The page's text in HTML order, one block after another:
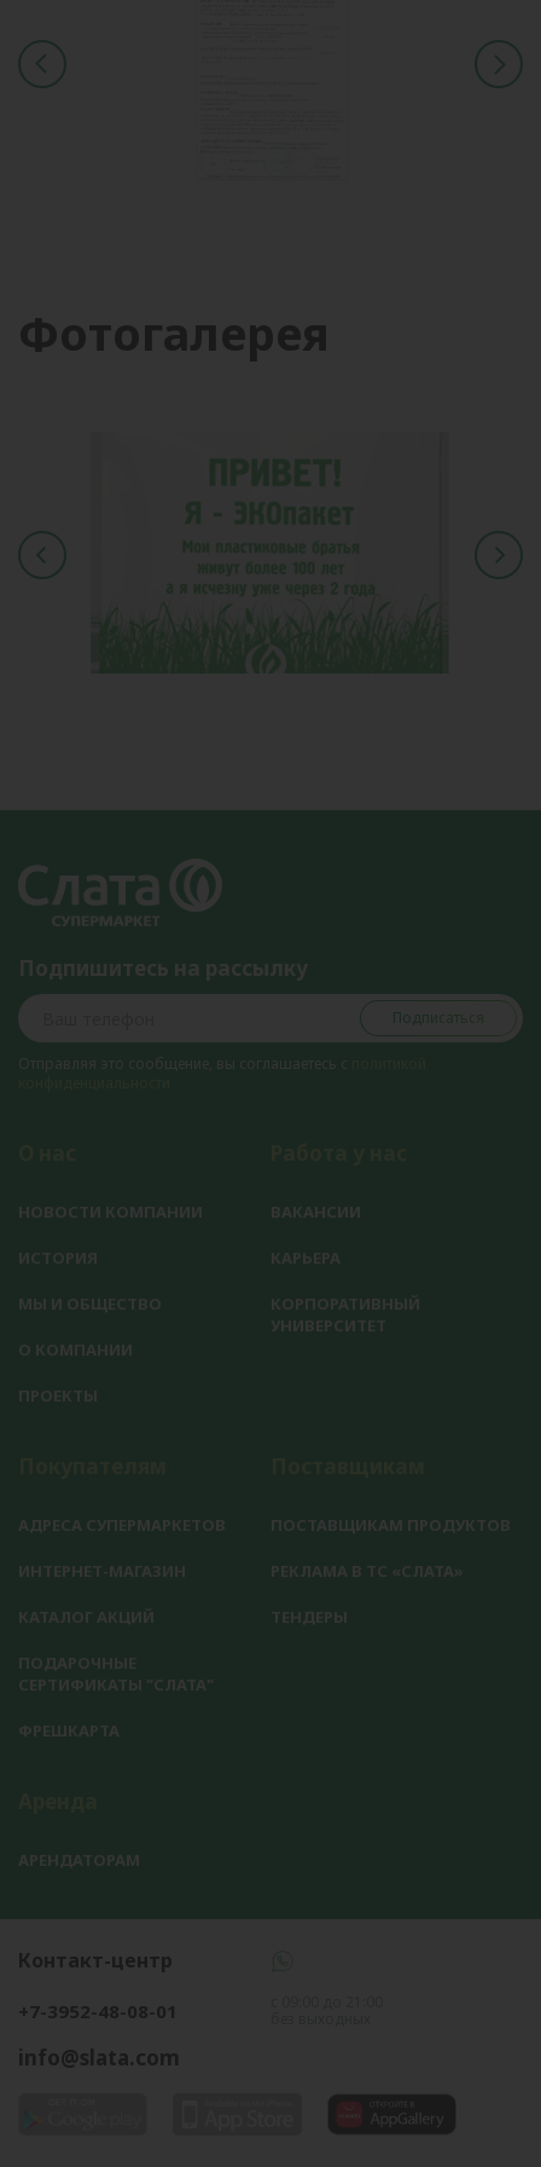
Фотогалерея
Подпишитесь на рассылку
Подписаться
Отправляя это сообщение, вы соглашаетесь с
НОВОСТИ КОМПАНИИ
ИСТОРИЯ
МЫ И ОБЩЕСТВО
О КОМПАНИИ
ПРОЕКТЫ
ВАКАНСИИ
КАРЬЕРА
КОРПОРАТИВНЫЙ
УНИВЕРСИТЕТ
АДРЕСА СУПЕРМАРКЕТОВ
ИНТЕРНЕТ-МАГАЗИН
КАТАЛОГ АКЦИЙ
ПОДАРОЧНЫЕ
СЕРТИФИКАТЫ "СЛАТА"
ФРЕШКАРТА
ПОСТАВЩИКАМ ПРОДУКТОВ
РЕКЛАМА В ТС «СЛАТА»
ТЕНДЕРЫ
АРЕНДАТОРАМ
Контакт-центр
+7-3952-48-08-01
info@slata.com